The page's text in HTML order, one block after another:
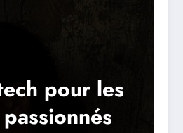
pour les